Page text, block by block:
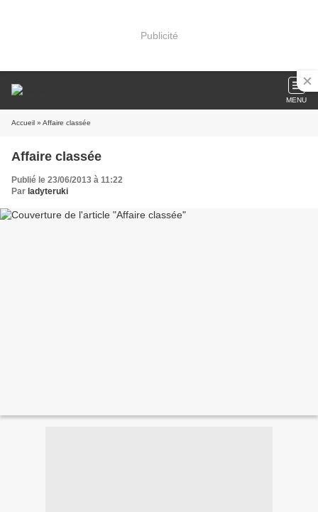
Publicité
MENU
Accueil » Affaire classée
Affaire classée
Publié le 23/06/2013 à 11:22
Par ladyteruki